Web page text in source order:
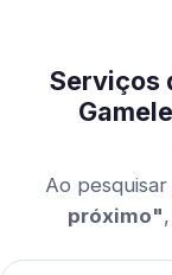
Serviços
Ao
próximo"